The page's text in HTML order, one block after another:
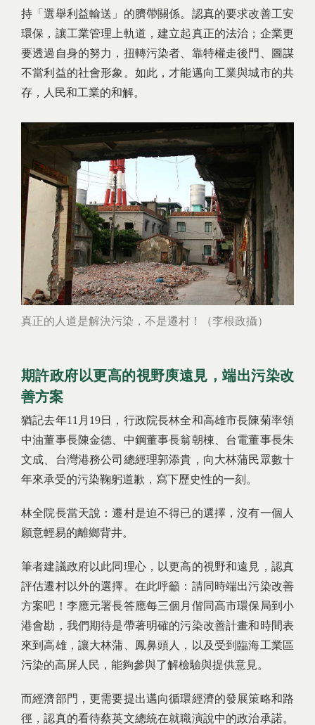
持「選舉利益輸送」的臍帶關係。認真的要求改善工安
環保，讓工業管理上軌道，建立起真正的法治；企業更
要透過自身的努力，扭轉污染者、靠特權走後門、圖謀
不當利益的社會形象。如此，才能邁向工業與城市的共
存，人民和工業的和解。
真正的人道是解決污染，不是遷村！（李根政攝）
期許政府以更高的視野庾遠見，端出污染改
善方案
猶記去年11月19日，行政院長林全和高雄市長陳菊率領
中油董事長陳金德、中鋼董事長翁朝棟、台電董事長朱
文成、台灣港務公司總經理郭添貴，向大林蒲民眾數十
年來承受的污染鞠躬道歉，寫下歷史性的一刻。
林全院長當天說：遷村是迫不得已的選擇，沒有一個人
願意輕易的離鄉背井。
筆者建議政府以此同理心，以更高的視野和遠見，認真
評估遷村以外的選擇。在此呼籲：請同時端出污染改善
方案吧！李應元署長答應每三個月偕同高市環保局到小
港會勘，我們期待是帶著明確的污染改善計畫和時間表
來到高雄，讓大林蒲、鳳鼻頭人，以及受到臨海工業區
污染的高屏人民，能夠參與了解檢驗與提供意見。
而經濟部門，更需要提出邁向循環經濟的發展策略和路
徑，認真的看待蔡英文總統在就職演說中的政治承諾。